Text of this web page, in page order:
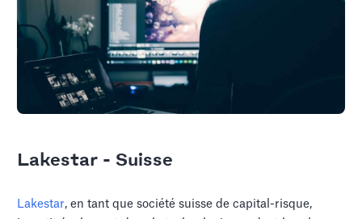
Lakestar - Suisse
Lakestar, en tant que société suisse de capital-risque,